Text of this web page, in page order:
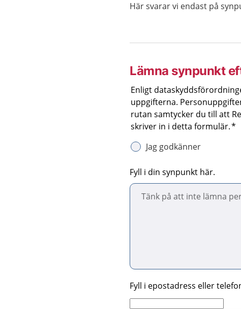
Här svarar vi endast på
Lämna synpunkt
Enligt
uppgifterna.
rutan samtycker du till att
skriver in i detta formulär.
Jag godkänner
Fyll i din synpunkt här.
Fyll i epostadress eller